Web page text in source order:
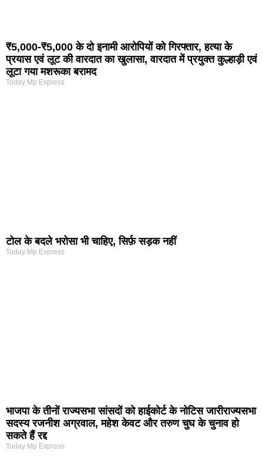
₹5,000-₹5,000 के दो इनामी आरोपियों को गिरफ्तार, हत्या के
प्रयास एवं लूट की वारदात का खुलासा, वारदात में प्रयुक्त कुल्हाड़ी एवं
लूटा गया मशरूका बरामद
Today Mp Express
टोल के बदले भरोसा भी चाहिए, सिर्फ़ सड़क नहीं
Today Mp Express
भाजपा के तीनों राज्यसभा सांसदों को हाईकोर्ट के नोटिस जारीराज्यसभा
सदस्य रजनीश अग्रवाल, महेश केवट और तरुण चुघ के चुनाव हो
सकते हैं रद्द
Today Mp Express